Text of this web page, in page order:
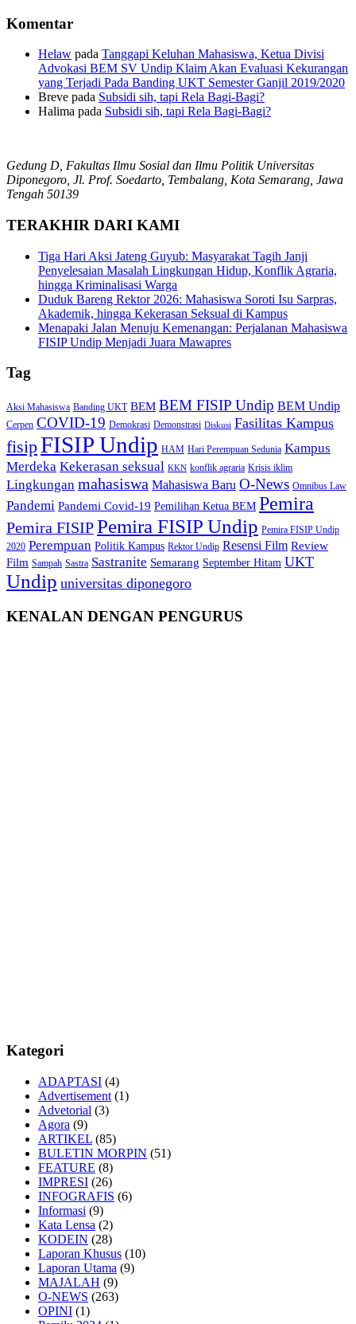
Komentar
Helaw pada Tanggapi Keluhan Mahasiswa, Ketua Divisi
Advokasi BEM SV Undip Klaim Akan Evaluasi Kekurangan
yang Terjadi Pada Banding UKT Semester Ganjil 2019/2020
Breve pada Subsidi sih, tapi Rela Bagi-Bagi?
Halima pada Subsidi sih, tapi Rela Bagi-Bagi?
Gedung D, Fakultas Ilmu Sosial dan Ilmu Politik Universitas
Diponegoro, Jl. Prof. Soedarto, Tembalang, Kota Semarang, Jawa
Tengah 50139
TERAKHIR DARI KAMI
Tiga Hari Aksi Jateng Guyub: Masyarakat Tagih Janji
Penyelesaian Masalah Lingkungan Hidup, Konflik Agraria,
hingga Kriminalisasi Warga
Duduk Bareng Rektor 2026: Mahasiswa Soroti Isu Sarpras,
Akademik, hingga Kekerasan Seksual di Kampus
Menapaki Jalan Menuju Kemenangan: Perjalanan Mahasiswa
FISIP Undip Menjadi Juara Mawapres
Tag
Aksi Mahasiswa Banding UKT BEM BEM FISIP Undip BEM Undip
Cerpen COVID-19 Demokrasi Demonstrasi Diskusi Fasilitas Kampus
fisipFISIP Undip HAM Hari Perempuan Sedunia Kampus
Merdeka Kekerasan seksual KKN konflik agraria Krisis iklim
Lingkungan mahasiswa Mahasiswa Baru O-News Omnibus Law
Pandemi Pandemi Covid-19 Pemilihan Ketua BEM Pemira
Pemira FISIPPemira FISIP Undip Pemira FISIP Undip
2020 Perempuan Politik Kampus Rektor Undip Resensi Film Review
Film Sampah Sastra Sastranite Semarang September Hitam UKT
Undip universitas diponegoro
KENALAN DENGAN PENGURUS
Kategori
ADAPTASI (4)
Advertisement (1)
Advetorial (3)
Agora (9)
ARTIKEL (85)
BULETIN MORPIN (51)
FEATURE (8)
IMPRESI (26)
INFOGRAFIS (6)
Informasi (9)
Kata Lensa (2)
KODEIN (28)
Laporan Khusus (10)
Laporan Utama (9)
MAJALAH (9)
O-NEWS (263)
OPINI (1)